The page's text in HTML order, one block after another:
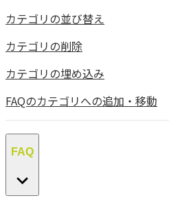
カテゴリの並び替え
カテゴリの削除
カテゴリの埋め込み
FAQのカテゴリへの追加・移動
FAQ